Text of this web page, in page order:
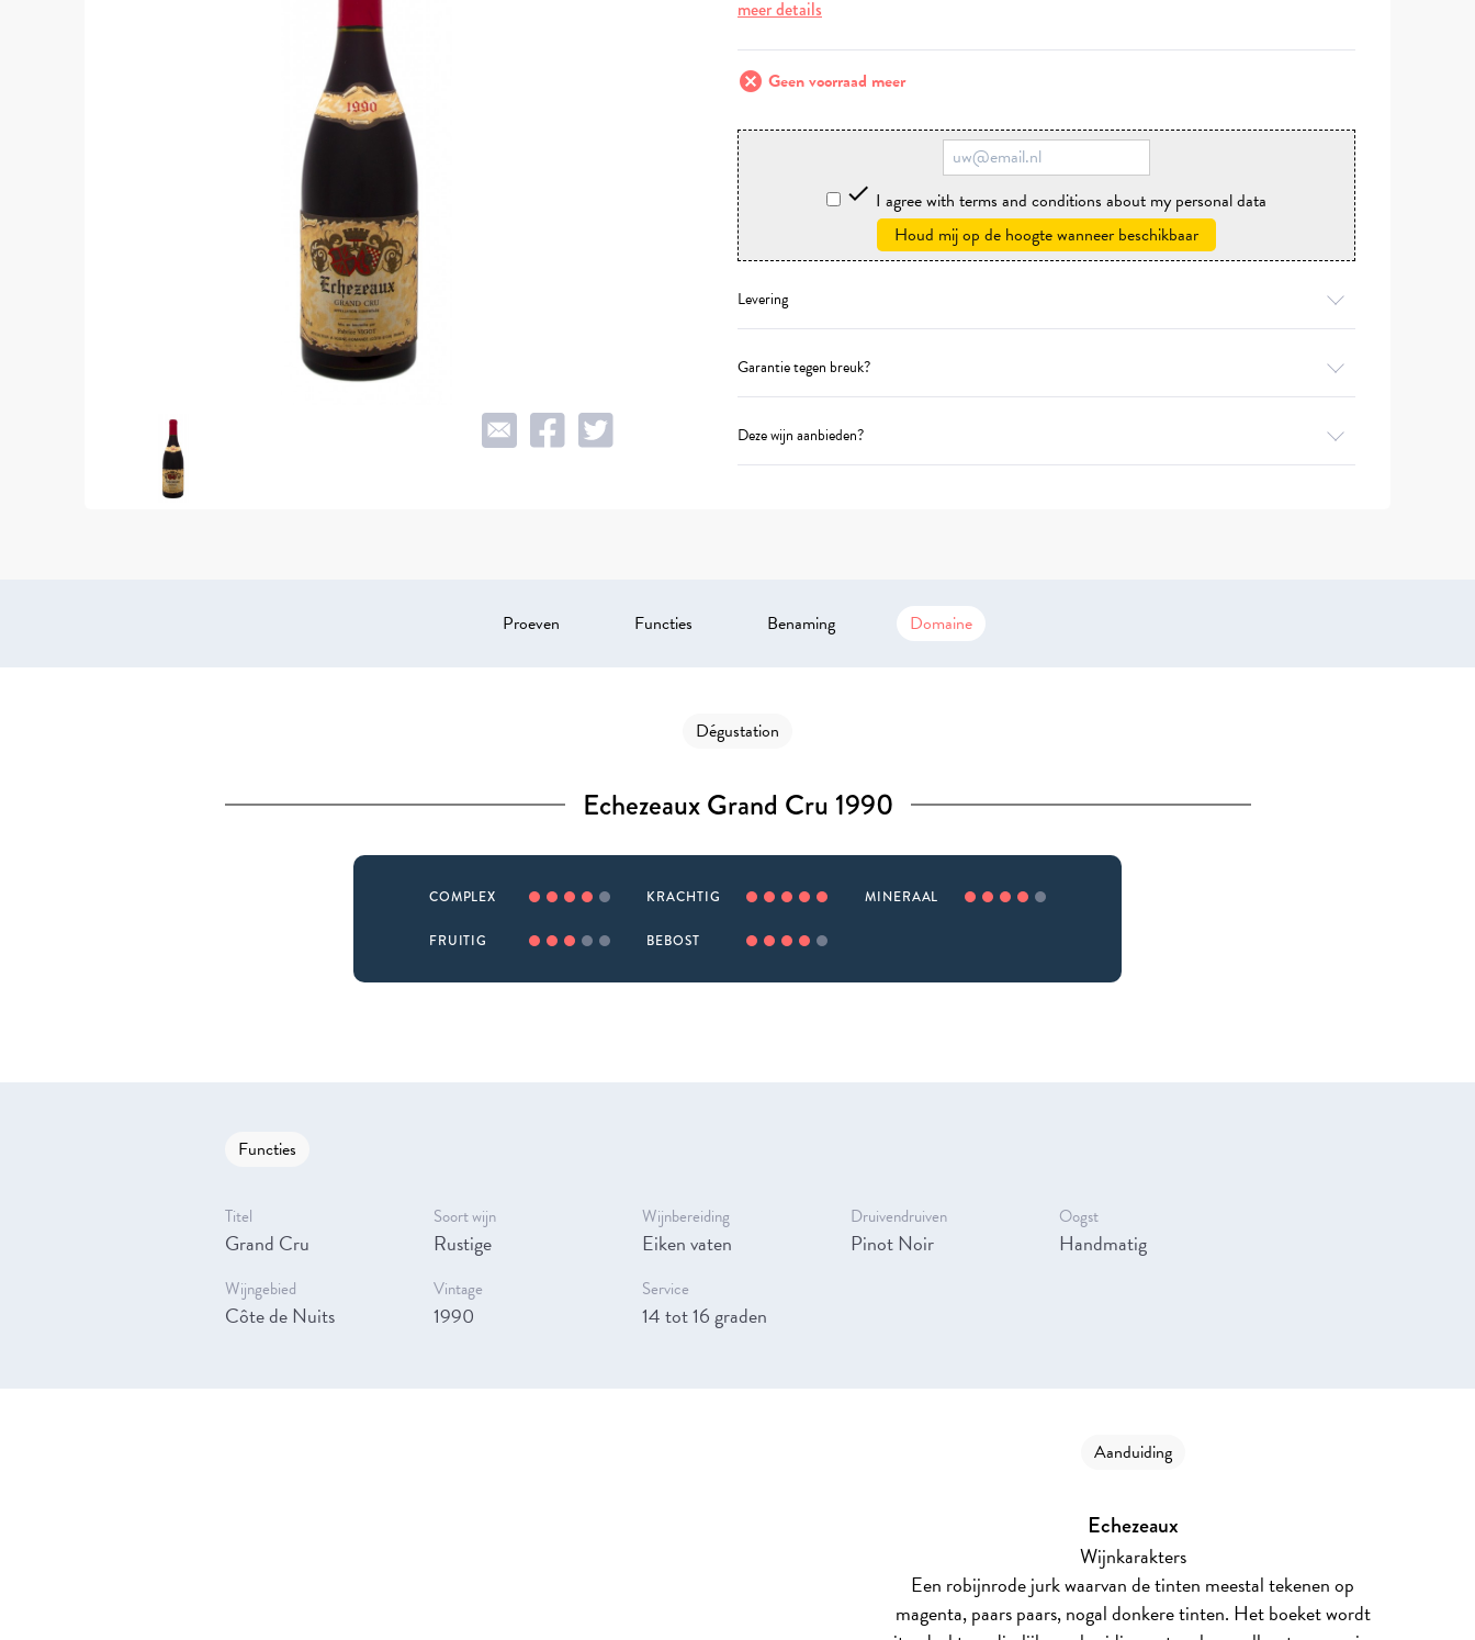
meer details
cancel Geen voorraad meer
 I agree with terms and conditions about my personal data
Houd mij op de hoogte wanneer beschikbaar
Levering
Garantie tegen breuk?
Deze wijn aanbieden?
Proeven Functies Benaming Domaine
Dégustation
Echezeaux Grand Cru 1990
COMPLEX KRACHTIG MINERAAL
FRUITIG BEBOST
Functies
Titel
Grand Cru
Soort wijn
Rustige
Wijnbereiding
Eiken vaten
Druivendruiven
Pinot Noir
Oogst
Handmatig
Wijngebied
Côte de Nuits
Vintage
1990
Service
14 tot 16 graden
Aanduiding
Echezeaux
Wijnkarakters
Een robijnrode jurk waarvan de tinten meestal tekenen op
magenta, paars paars, nogal donkere tinten. Het boeket wordt